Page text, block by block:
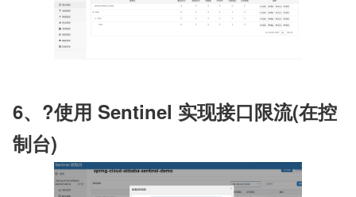
6、?使用 Sentinel 实现接口限流(在控
制台)